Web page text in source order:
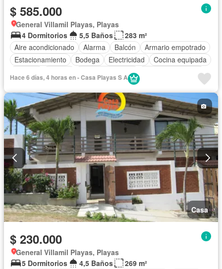
$ 585.000
General Villamil Playas, Playas
4 Dormitorios
5,5 Baños
283 m²
Aire acondicionado
Alarma Balcón
Armario empotrado
Estacionamiento
Bodega Electricidad
Cocina equipada
Vista panorámica
Cuarto de servicio
Jardín
Garita de guardianía
Biblioteca
Piscina Completamente amoblado
Hace 6 días, 4 horas en - Casa Playas S A
Casa
$ 230.000
General Villamil Playas, Playas
5 Dormitorios
4,5 Baños
269 m²